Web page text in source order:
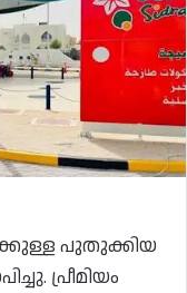
പുതുക്കിയ
പ്രീമിയം